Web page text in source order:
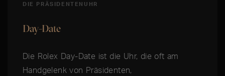
DIE PRÄSIDENTENUHR
Day-Date
Die Rolex Day-Date ist die Uhr, die oft am
Handgelenk von Präsidenten,